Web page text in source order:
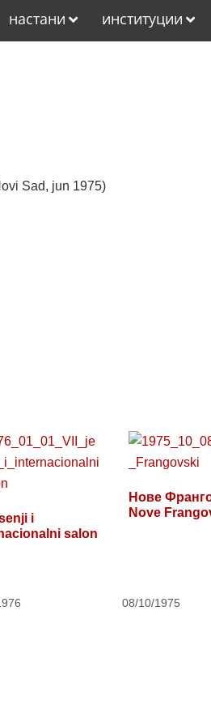
настани институции
Sad, jun 1975)
i
salon
Нове
Nove
08/10/1975